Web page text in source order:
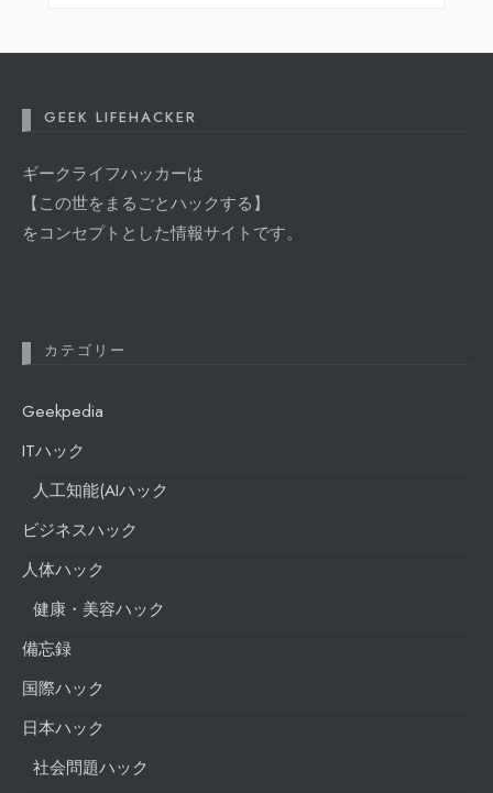
GEEK LIFEHACKER
ギークライフハッカーは
【この世をまるごとハックする】
をコンセプトとした情報サイトです。
カテゴリー
Geekpedia
ITハック
人工知能(AIハック
ビジネスハック
人体ハック
健康・美容ハック
備忘録
国際ハック
日本ハック
社会問題ハック